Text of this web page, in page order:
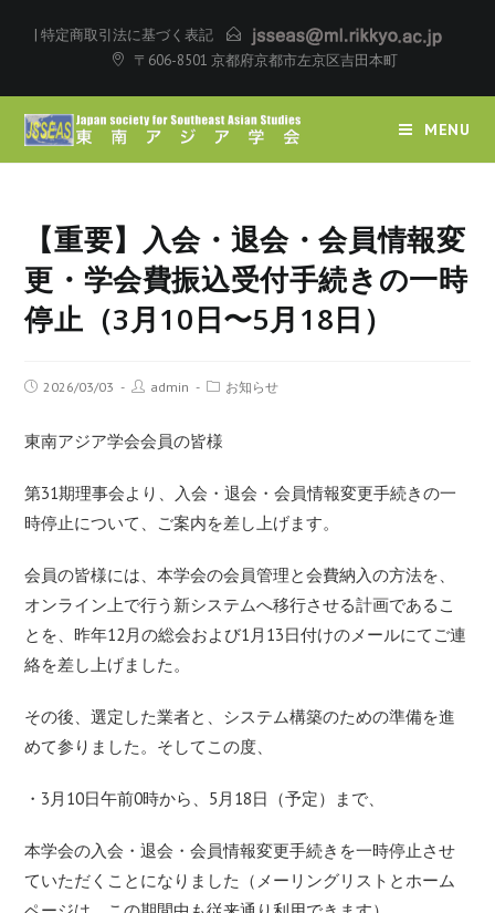
| 特定商取引法に基づく表記
〒606-8501 京都府京都市左京区吉田本町
MENU
【重要】入会・退会・会員情報変
更・学会費振込受付手続きの一時
停止（3月10日〜5月18日）
2026/03/03 admin お知らせ
東南アジア学会会員の皆様
第31期理事会より、入会・退会・会員情報変更手続きの一
時停止について、ご案内を差し上げます。
会員の皆様には、本学会の会員管理と会費納入の方法を、
オンライ ン上で行う新システムへ移行させる計画であるこ
とを、昨年12月の総会および1月13日付けのメールにてご連
絡を差し上げました。
その後、選定した業者と、システム構築のための準備を進
めて参り ました。そしてこの度、
・3月10日午前0時から、5月18日（予定）まで、
本学会の入会・退会・会員情報変更手続きを一時停止させ
ていただくことになりま した（メーリングリストとホーム